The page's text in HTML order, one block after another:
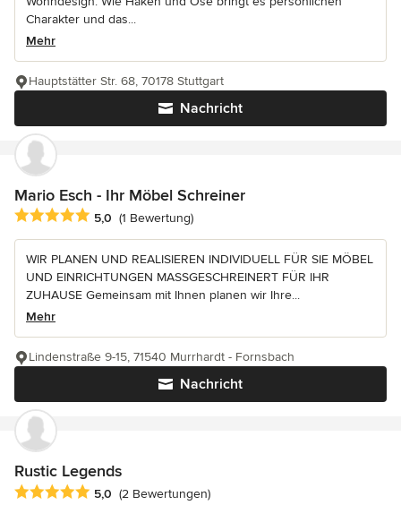
Charakter und das...
Mehr
Nachricht
Hauptstätter Str. 68, 70178 Stuttgart
Mario Esch - Ihr Möbel Schreiner
Durchschnittliche Bewertung: 5 von 5 Sternen
5,0 (1 Bewertung)
WIR PLANEN UND REALISIEREN INDIVIDUELL FÜR SIE MÖBEL
UND EINRICHTUNGEN MASSGESCHREINERT FÜR IHR
ZUHAUSE Gemeinsam mit Ihnen planen wir Ihre...
Mehr
Nachricht
Lindenstraße 9-15, 71540 Murrhardt - Fornsbach
Rustic Legends
Durchschnittliche Bewertung: 5 von 5 Sternen
5,0 (2 Bewertungen)